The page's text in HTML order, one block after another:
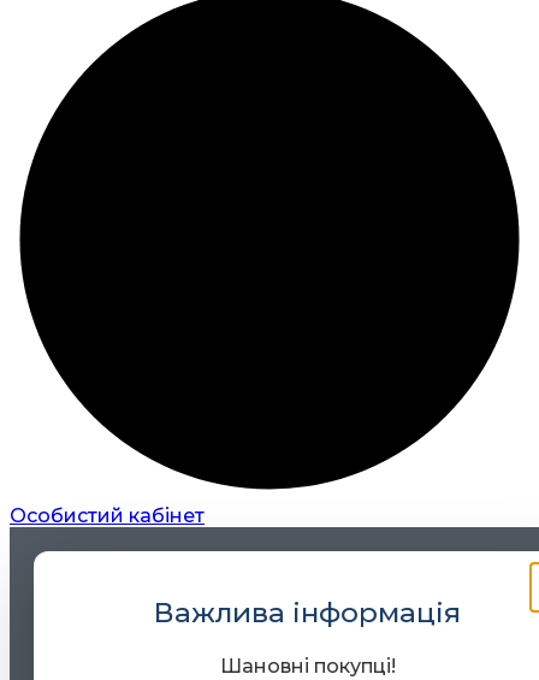
Особистий кабінет
Важлива інформація
Шановні покупці!